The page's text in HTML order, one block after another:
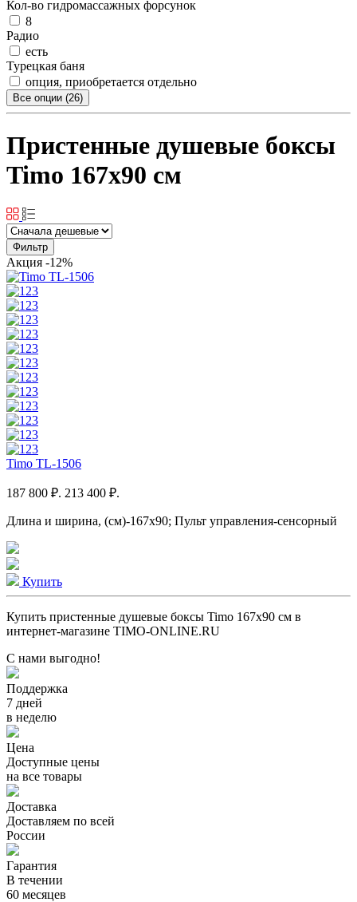
Кол-во гидромассажных форсунок
8
Радио
есть
Турецкая баня
опция, приобретается отдельно
Все опции (26)
Пристенные душевые боксы
Timo 167x90 см
Фильтр
Акция -12%
Timo TL-1506
187 800 ₽. 213 400 ₽.
Длина и ширина, (см)-167x90; Пульт управления-сенсорный
Купить
Купить пристенные душевые боксы Timo 167x90 см в
интернет-магазине TIMO-ONLINE.RU
С нами выгодно!
Поддержка
7 дней
в неделю
Цена
Доступные цены
на все товары
Доставка
Доставляем по всей
России
Гарантия
В течении
60 месяцев